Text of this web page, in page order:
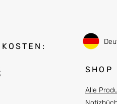
SHOP
Alle